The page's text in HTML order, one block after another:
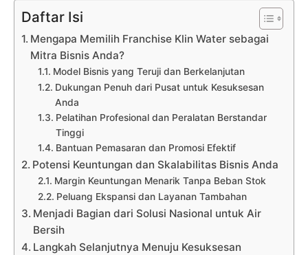
Daftar Isi
Mengapa Memilih Franchise Klin Water sebagai
Mitra Bisnis Anda?
Model Bisnis yang Teruji dan Berkelanjutan
Dukungan Penuh dari Pusat untuk Kesuksesan
Anda
Pelatihan Profesional dan Peralatan Berstandar
Tinggi
Bantuan Pemasaran dan Promosi Efektif
Potensi Keuntungan dan Skalabilitas Bisnis Anda
Margin Keuntungan Menarik Tanpa Beban Stok
Peluang Ekspansi dan Layanan Tambahan
Menjadi Bagian dari Solusi Nasional untuk Air
Bersih
Langkah Selanjutnya Menuju Kesuksesan